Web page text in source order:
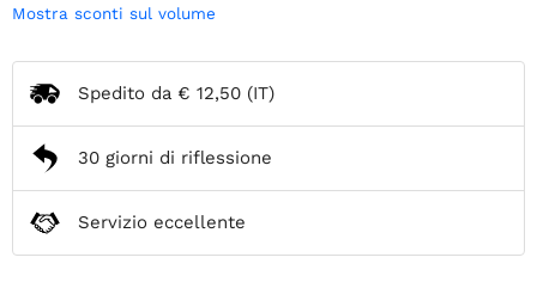
Mostra sconti sul volume
Spedito da € 12,50 (IT)
30 giorni di riflessione
Servizio eccellente